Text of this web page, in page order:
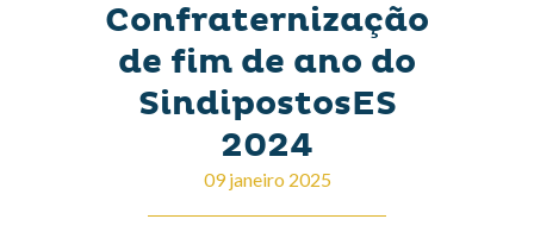
Confraternização
de fim de ano do
SindipostosES
2024
09 janeiro 2025